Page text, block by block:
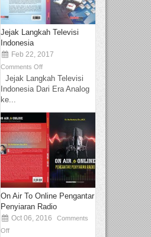
Jejak Langkah Televisi
Indonesia
Feb 22, 2017
Comments Off
Jejak Langkah Televisi
Indonesia Dari Era Analog
ke...
On Air To Online Pengantar
Penyiaran Radio
Oct 06, 2016
Comments
Off